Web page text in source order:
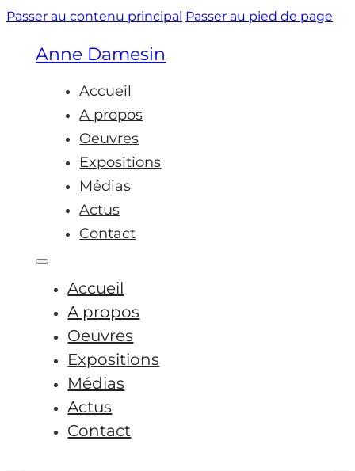
Passer au contenu principal Passer au pied de page
Anne Damesin
Accueil
A propos
Oeuvres
Expositions
Médias
Actus
Contact
Accueil
A propos
Oeuvres
Expositions
Médias
Actus
Contact